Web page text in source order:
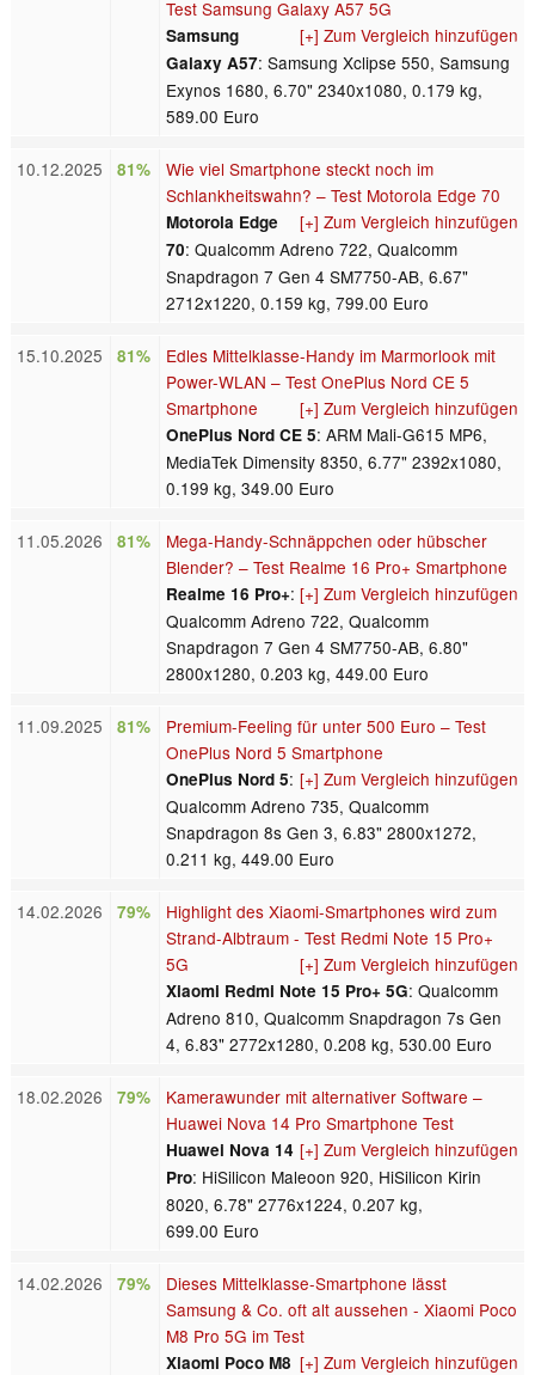
Test Samsung Galaxy A57 5G
[+] Zum Vergleich hinzufügen
Samsung
Galaxy A57: Samsung Xclipse 550, Samsung
Exynos 1680, 6.70" 2340x1080, 0.179 kg,
589.00 Euro
10.12.2025 81%
Wie viel Smartphone steckt noch im
Schlankheitswahn? – Test Motorola Edge 70
[+] Zum Vergleich hinzufügen
Motorola Edge
70: Qualcomm Adreno 722, Qualcomm
Snapdragon 7 Gen 4 SM7750-AB, 6.67"
2712x1220, 0.159 kg, 799.00 Euro
15.10.2025 81%
Edles Mittelklasse-Handy im Marmorlook mit
Power-WLAN – Test OnePlus Nord CE 5
Smartphone
[+] Zum Vergleich hinzufügen
OnePlus Nord CE 5: ARM Mali-G615 MP6,
MediaTek Dimensity 8350, 6.77" 2392x1080,
0.199 kg, 349.00 Euro
11.05.2026 81%
Mega-Handy-Schnäppchen oder hübscher
Blender? – Test Realme 16 Pro+ Smartphone
[+] Zum Vergleich hinzufügen
Realme 16 Pro+:
Qualcomm Adreno 722, Qualcomm
Snapdragon 7 Gen 4 SM7750-AB, 6.80"
2800x1280, 0.203 kg, 449.00 Euro
11.09.2025 81%
Premium-Feeling für unter 500 Euro – Test
OnePlus Nord 5 Smartphone
[+] Zum Vergleich hinzufügen
OnePlus Nord 5:
Qualcomm Adreno 735, Qualcomm
Snapdragon 8s Gen 3, 6.83" 2800x1272,
0.211 kg, 449.00 Euro
14.02.2026 79%
Highlight des Xiaomi-Smartphones wird zum
Strand-Albtraum - Test Redmi Note 15 Pro+
5G
[+] Zum Vergleich hinzufügen
Xiaomi Redmi Note 15 Pro+ 5G: Qualcomm
Adreno 810, Qualcomm Snapdragon 7s Gen
4, 6.83" 2772x1280, 0.208 kg, 530.00 Euro
18.02.2026 79%
Kamerawunder mit alternativer Software –
Huawei Nova 14 Pro Smartphone Test
[+] Zum Vergleich hinzufügen
Huawei Nova 14
Pro: HiSilicon Maleoon 920, HiSilicon Kirin
8020, 6.78" 2776x1224, 0.207 kg,
699.00 Euro
14.02.2026 79%
Dieses Mittelklasse-Smartphone lässt
Samsung & Co. oft alt aussehen - Xiaomi Poco
M8 Pro 5G im Test
[+] Zum Vergleich hinzufügen
Xiaomi Poco M8